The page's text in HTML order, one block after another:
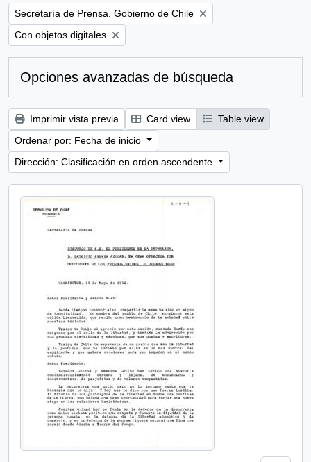
Remove filter:
Secretaría de Prensa. Gobierno de Chile
Remove filter:
Con objetos digitales
Opciones avanzadas de búsqueda
Imprimir vista previa Card view
Table view
Ordenar por: Fecha de inicio
Dirección: Clasificación en orden ascendente